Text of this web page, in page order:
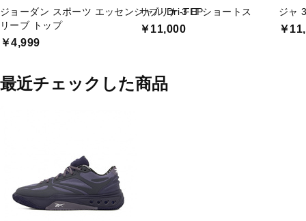
ジョーダン スポーツ エッセンシャル Dri-FIT ショートス
リーブ トップ
￥4,999
サブリナ 3 EP
￥11,000
ジャ
￥
最近チェックした商品